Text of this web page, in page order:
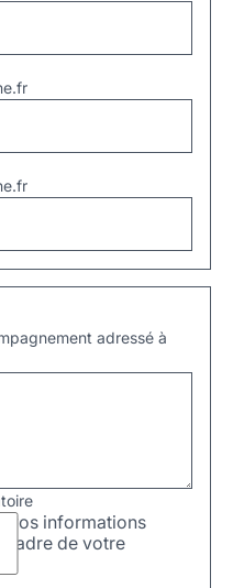
adressé à
vos informations
cadre de votre